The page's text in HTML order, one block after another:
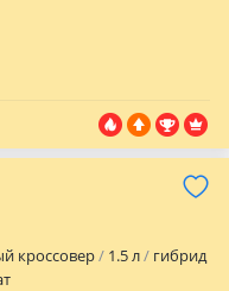
кроссовер 1.5 л
гибрид